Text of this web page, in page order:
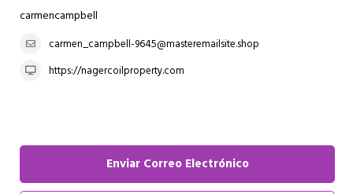
carmencampbell
carmen_campbell-9645@masteremailsite.shop
https://nagercoilproperty.com
Enviar Correo Electrónico